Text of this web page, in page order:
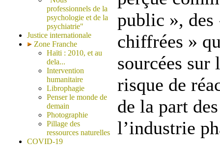
professionnels de la
psychologie et de la
psychiatrie"
Justice internationale
Zone Franche
Haïti : 2010, et au
dela...
Intervention
humanitaire
Librophagie
Penser le monde de
demain
Photographie
Pillage des
ressources naturelles
COVID-19
public », des
chiffrées »
sourcées sur
risque de
de la part
l’industrie